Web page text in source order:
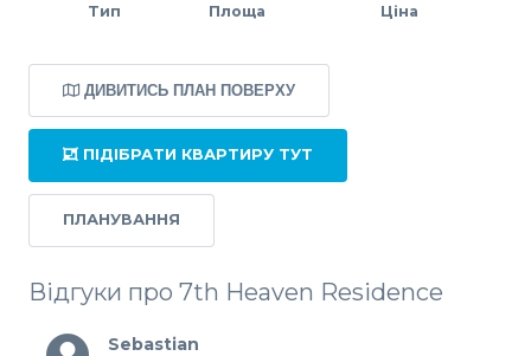
Тип Площа Ціна
ДИВИТИСЬ ПЛАН ПОВЕРХУ
ПІДІБРАТИ КВАРТИРУ ТУТ
ПЛАНУВАННЯ
Відгуки про 7th Heaven Residence
Sebastian